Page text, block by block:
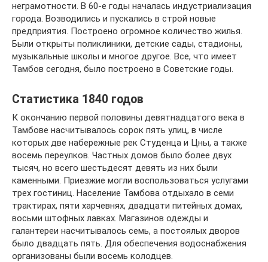
неграмотности. В 60-е годы началась индустриализация
города. Возводились и пускались в строй новые
предприятия. Построено огромное количество жилья.
Были открыты поликлиники, детские сады, стадионы,
музыкальные школы и многое другое. Все, что имеет
Тамбов сегодня, было построено в Советские годы.
Статистика 1840 годов
К окончанию первой половины девятнадцатого века в
Тамбове насчитывалось сорок пять улиц, в числе
которых две набережные рек Студенца и Цны, а также
восемь переулков. Частных домов было более двух
тысяч, но всего шестьдесят девять из них были
каменными. Приезжие могли воспользоваться услугами
трех гостиниц. Население Тамбова отдыхало в семи
трактирах, пяти харчевнях, двадцати питейных домах,
восьми штофных лавках. Магазинов одежды и
галантереи насчитывалось семь, а постоялых дворов
было двадцать пять. Для обеспечения водоснабжения
организованы были восемь колодцев.